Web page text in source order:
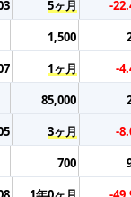
5ヶ月
-
1,500
1ヶ月
-
85,000
3ヶ月
-
700